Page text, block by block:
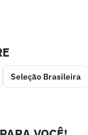
Seleção Brasileira